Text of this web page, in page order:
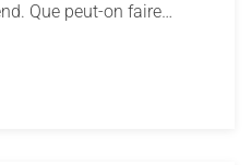
Que peut-on faire…